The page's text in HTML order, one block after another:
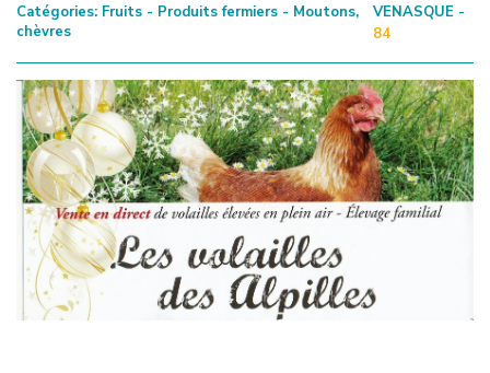
Catégories: Fruits - Produits fermiers - Moutons,
chèvres
VENASQUE -
84